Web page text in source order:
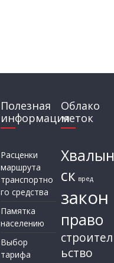
Полезная
информация
Расценки
маршрута
транспортно
го средства
Памятка
населению
Выбор
тарифа
Облако
меток
Хвалын
ск вред
закон
право
строител
ьство